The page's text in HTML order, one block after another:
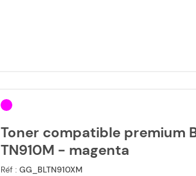
Toner compatible premium
TN910M - magenta
Réf : GG_BLTN910XM